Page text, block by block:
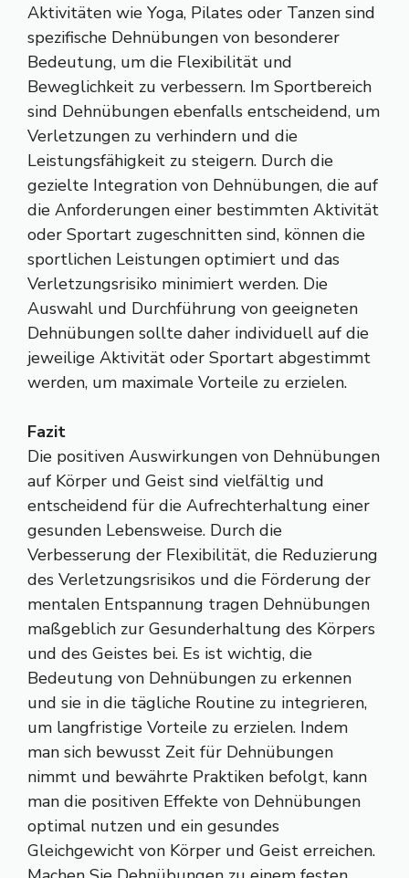
Aktivitäten wie Yoga, Pilates oder Tanzen sind
spezifische Dehnübungen von besonderer
Bedeutung, um die Flexibilität und
Beweglichkeit zu verbessern. Im Sportbereich
sind Dehnübungen ebenfalls entscheidend, um
Verletzungen zu verhindern und die
Leistungsfähigkeit zu steigern. Durch die
gezielte Integration von Dehnübungen, die auf
die Anforderungen einer bestimmten Aktivität
oder Sportart zugeschnitten sind, können die
sportlichen Leistungen optimiert und das
Verletzungsrisiko minimiert werden. Die
Auswahl und Durchführung von geeigneten
Dehnübungen sollte daher individuell auf die
jeweilige Aktivität oder Sportart abgestimmt
werden, um maximale Vorteile zu erzielen.
Fazit
Die positiven Auswirkungen von Dehnübungen
auf Körper und Geist sind vielfältig und
entscheidend für die Aufrechterhaltung einer
gesunden Lebensweise. Durch die
Verbesserung der Flexibilität, die Reduzierung
des Verletzungsrisikos und die Förderung der
mentalen Entspannung tragen Dehnübungen
maßgeblich zur Gesunderhaltung des Körpers
und des Geistes bei. Es ist wichtig, die
Bedeutung von Dehnübungen zu erkennen
und sie in die tägliche Routine zu integrieren,
um langfristige Vorteile zu erzielen. Indem
man sich bewusst Zeit für Dehnübungen
nimmt und bewährte Praktiken befolgt, kann
man die positiven Effekte von Dehnübungen
optimal nutzen und ein gesundes
Gleichgewicht von Körper und Geist erreichen.